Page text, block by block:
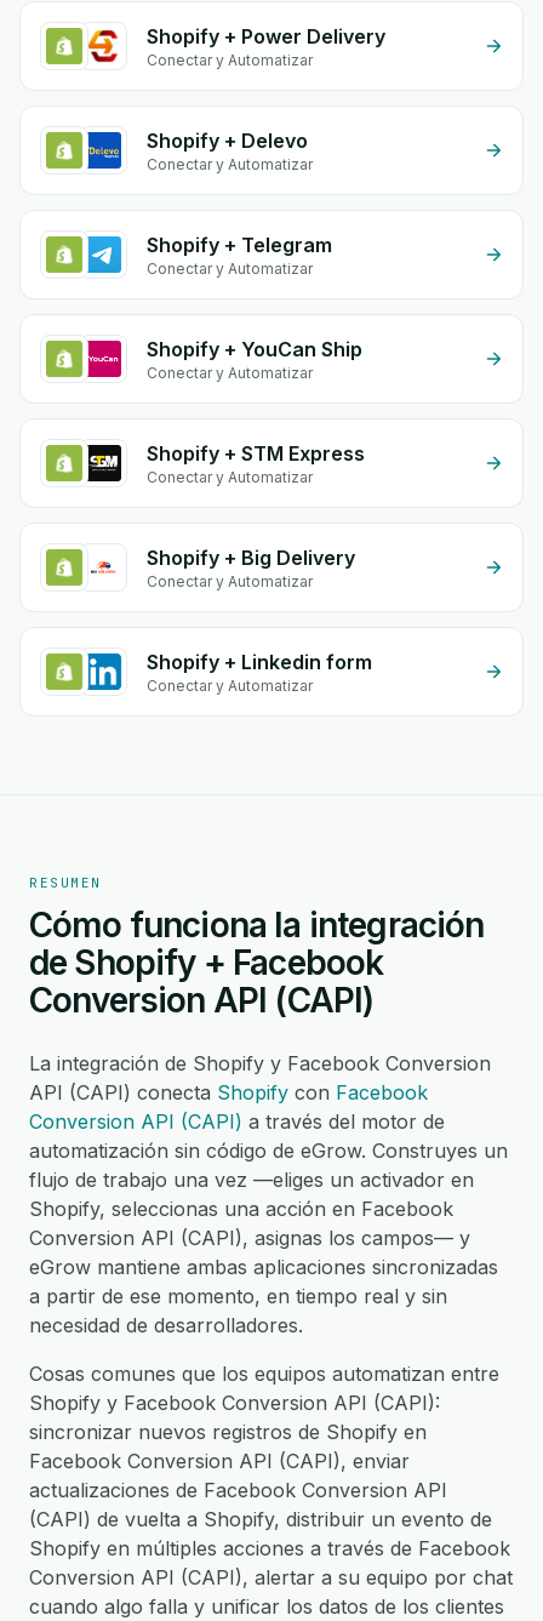
Shopify + Power Delivery
Conectar y Automatizar
Shopify + Delevo
Conectar y Automatizar
Shopify + Telegram
Conectar y Automatizar
Shopify + YouCan Ship
Conectar y Automatizar
Shopify + STM Express
Conectar y Automatizar
Shopify + Big Delivery
Conectar y Automatizar
Shopify + Linkedin form
Conectar y Automatizar
RESUMEN
Cómo funciona la integración
de Shopify + Facebook
Conversion API (CAPI)
La integración de Shopify y Facebook Conversion
API (CAPI) conecta Shopify con Facebook
Conversion API (CAPI) a través del motor de
automatización sin código de eGrow. Construyes un
flujo de trabajo una vez —eliges un activador en
Shopify, seleccionas una acción en Facebook
Conversion API (CAPI), asignas los campos— y
eGrow mantiene ambas aplicaciones sincronizadas
a partir de ese momento, en tiempo real y sin
necesidad de desarrolladores.
Cosas comunes que los equipos automatizan entre
Shopify y Facebook Conversion API (CAPI):
sincronizar nuevos registros de Shopify en
Facebook Conversion API (CAPI), enviar
actualizaciones de Facebook Conversion API
(CAPI) de vuelta a Shopify, distribuir un evento de
Shopify en múltiples acciones a través de Facebook
Conversion API (CAPI), alertar a su equipo por chat
cuando algo falla y unificar los datos de los clientes